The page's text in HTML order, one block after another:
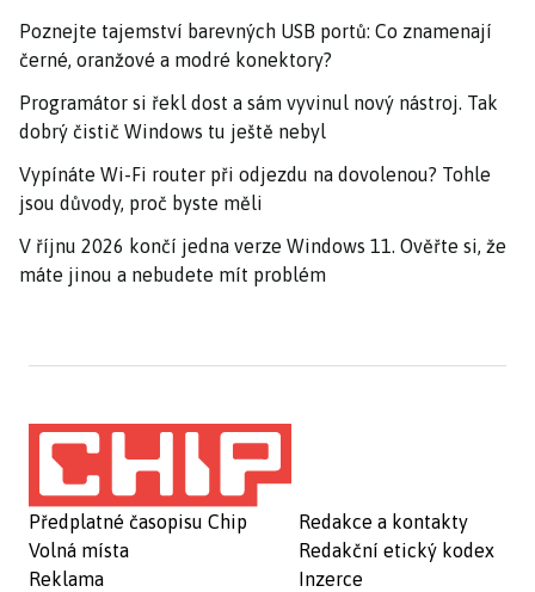
Poznejte tajemství barevných USB portů: Co znamenají
černé, oranžové a modré konektory?
Programátor si řekl dost a sám vyvinul nový nástroj. Tak
dobrý čistič Windows tu ještě nebyl
Vypínáte Wi-Fi router při odjezdu na dovolenou? Tohle
jsou důvody, proč byste měli
V říjnu 2026 končí jedna verze Windows 11. Ověřte si, že
máte jinou a nebudete mít problém
Předplatné časopisu Chip
Volná místa
Reklama
Redakce a kontakty
Redakční etický kodex
Inzerce